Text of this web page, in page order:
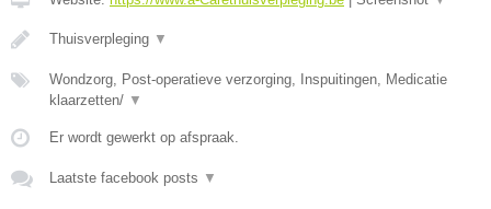
Thuisverpleging ▼
Wondzorg, Post-operatieve verzorging, Inspuitingen, Medicatie
klaarzetten/ ▼
Er wordt gewerkt op afspraak.
Laatste facebook posts ▼